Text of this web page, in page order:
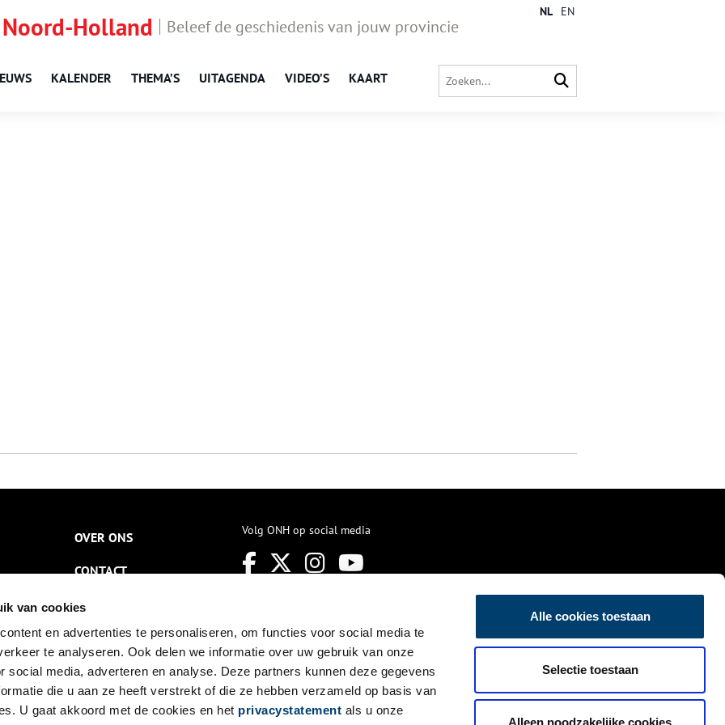
van cookies
en advertenties te personaliseren, om functies voor social media te
te analyseren. Ook delen we informatie over uw gebruik van onze
social media, adverteren en analyse. Deze partners kunnen deze gegevens
die u aan ze heeft verstrekt of die ze hebben verzameld op basis van
U gaat akkoord met de cookies en het privacystatement als u onze
Alle cookies toestaan
Selectie toestaan
Alleen noodzakelijke cookies
Holland Beleef de geschiedenis van jouw provincie
KALENDER THEMA’S UITAGENDA VIDEO’S KAART
NL EN
OVER ONS
CONTACT
NIEUWSBRIEF
DISCLAIMER
PRIVACY
TOEGANKELIJKHEID
Volg ONH op social media